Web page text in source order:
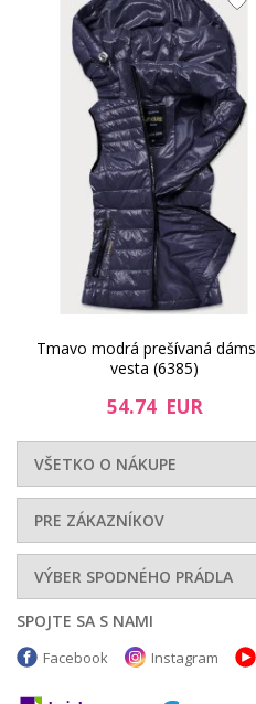
Tmavo modrá prešívaná
vesta (6385)
54.74 EUR
VŠETKO O NÁKUPE
PRE ZÁKAZNÍKOV
VÝBER SPODNÉHO PRÁDLA
SPOJTE SA S NAMI
Facebook Instagram